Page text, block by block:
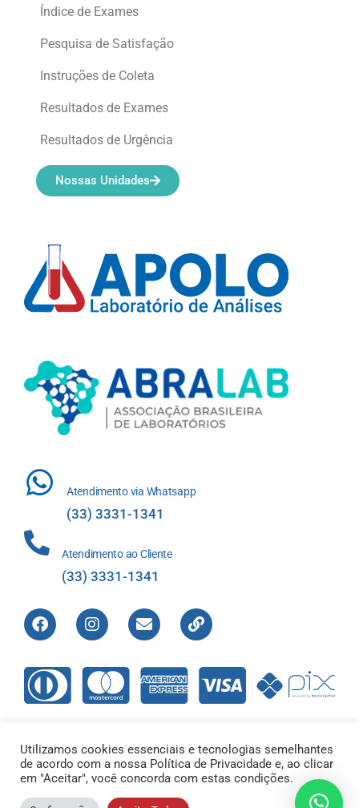
Atendimento via Whatsapp
(33) 3331-1341
Atendimento ao Cliente
(33) 3331-1341
Índice de Exames
Pesquisa de Satisfação
Instruções de Coleta
Resultados de Exames
Resultados de Urgência
Nossas Unidades
Direitos Reservados © 2012-2022 Laboratório de Análises Apolo
Ltda – 00.421.604/0001-01 |
Utilizamos cookies essenciais e tecnologias semelhantes
de acordo com a nossa Política de Privacidade e, ao clicar
em "Aceitar", você concorda com estas condições.